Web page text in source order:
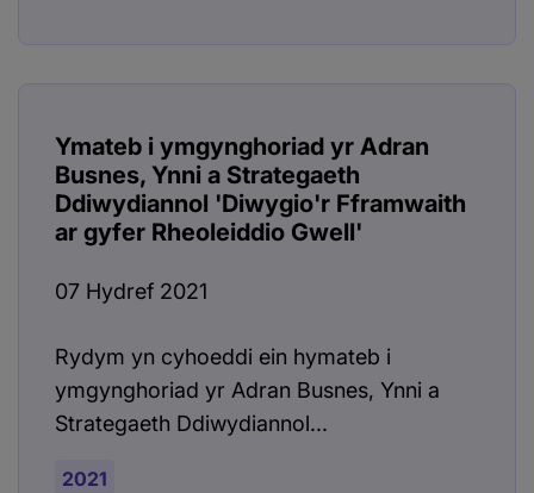
Ymateb i ymgynghoriad yr Adran
Busnes, Ynni a Strategaeth
Ddiwydiannol 'Diwygio'r Fframwaith
ar gyfer Rheoleiddio Gwell'
07 Hydref 2021
Rydym yn cyhoeddi ein hymateb i
ymgynghoriad yr Adran Busnes, Ynni a
Strategaeth Ddiwydiannol...
2021